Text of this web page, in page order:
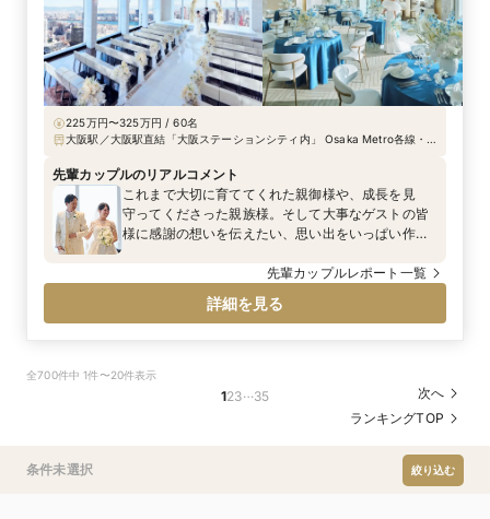
225万円〜325万円 / 60名
大阪駅／大阪駅直結「大阪ステーションシティ内」 Osaka Metro各線・
2分
先輩カップルのリアルコメント
これまで大切に育ててくれた親御様や、成長を見
守ってくださった親族様。そして大事なゲストの皆
様に感謝の想いを伝えたい、思い出をいっぱい作り
ことができることを重視され、そのひとつひとつの
意味も大切にご準備されました♡大好きな人たちと
の特別な時間がいつまでも思い出として残りますよ
先輩カップルレポート一覧
詳細を見る
全700件中 1件〜20件表示
123…35
次へ
ランキングTOP
条件未選択 絞り込む